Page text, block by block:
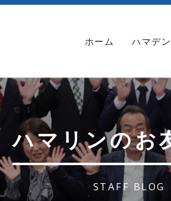
ホーム ハマデ
ハマリンのお
STAFF BLOG